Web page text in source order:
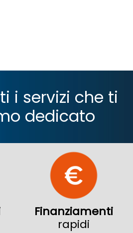
i servizi che ti
dedicato
Finanziamenti
rapidi